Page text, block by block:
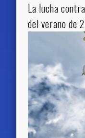
La lucha
del verano de